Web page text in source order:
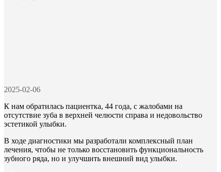
2025-02-06
К нам обратилась пациентка, 44 года, с жалобами на
отсутствие зуба в верхней челюсти справа и недовольство
эстетикой улыбки.
В ходе диагностики мы разработали комплексный план
лечения, чтобы не только восстановить функциональность
зубного ряда, но и улучшить внешний вид улыбки.